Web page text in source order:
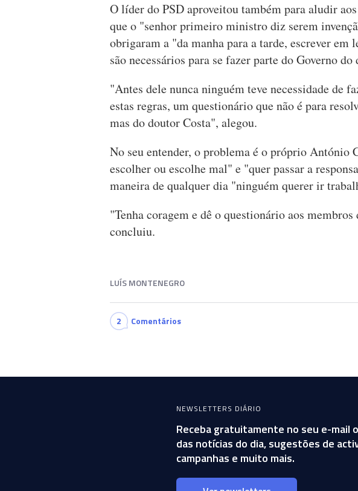
O líder do PSD aproveitou também para aludir
que o "senhor primeiro ministro diz serem
obrigaram a "da manha para a tarde, escrever em
são necessários para se fazer parte do Governo
"Antes dele nunca ninguém teve necessidade de
estas regras, um questionário que não é para
mas do doutor Costa", alegou.
No seu entender, o problema é o próprio António
escolher ou escolhe mal" e "quer passar a
maneira de qualquer dia "ninguém querer ir
"Tenha coragem e dê o questionário aos
concluiu.
LUÍS MONTENEGRO
2 Comentários
NEWSLETTERS DIÁRIO
Receba gratuitamente no seu e-mail
das notícias do dia, sugestões de
campanhas e muito mais.